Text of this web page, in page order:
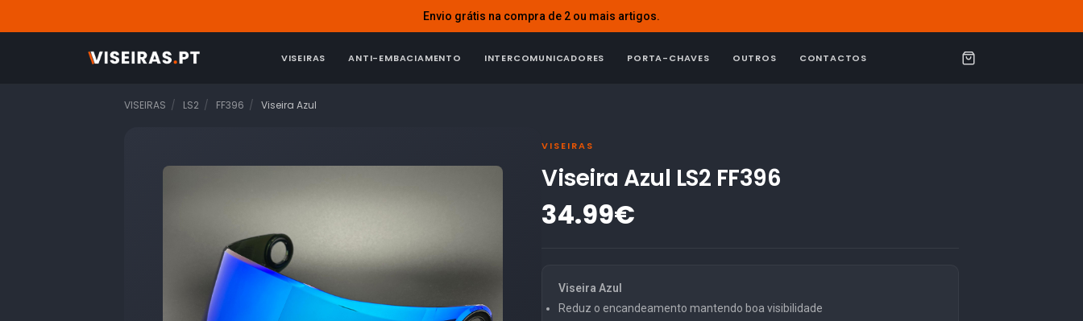
Envio grátis na compra de 2 ou mais artigos.
VISEIRAS ANTI-EMBACIAMENTO INTERCOMUNICADORES PORTA-CHAVES OUTROS CONTACTOS
C
VISEIRAS LS2 FF396 Viseira Azul
VISEIRAS
Viseira Azul LS2 FF396
34.99€
Viseira Azul
Reduz o encandeamento mantendo boa visibilidade